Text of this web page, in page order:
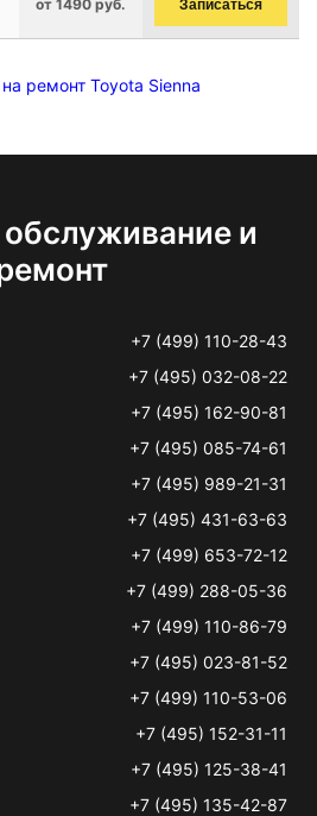
от 1490 руб. Записаться
ремонт Toyota Sienna
и
+7 (499) 110-28-43
+7 (495) 032-08-22
+7 (495) 162-90-81
+7 (495) 085-74-61
+7 (495) 989-21-31
+7 (495) 431-63-63
+7 (499) 653-72-12
+7 (499) 288-05-36
+7 (499) 110-86-79
+7 (495) 023-81-52
+7 (499) 110-53-06
+7 (495) 152-31-11
+7 (495) 125-38-41
+7 (495) 135-42-87